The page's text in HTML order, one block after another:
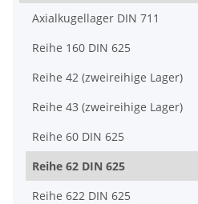
Axialkugellager DIN 711
Reihe 160 DIN 625
Reihe 42 (zweireihige Lager)
Reihe 43 (zweireihige Lager)
Reihe 60 DIN 625
Reihe 62 DIN 625
Reihe 622 DIN 625